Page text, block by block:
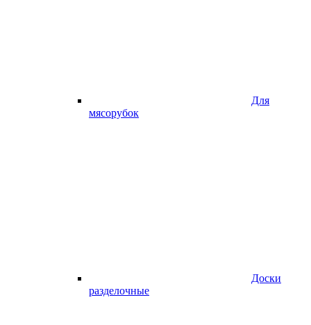
Для
мясорубок
Доски
разделочные